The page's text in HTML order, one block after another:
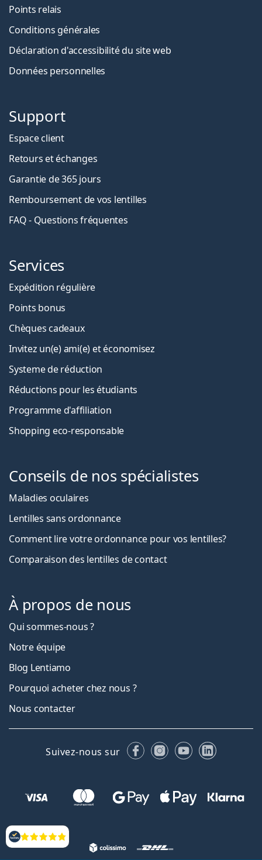
Évaluation
Points relais
Conditions générales
Déclaration d'accessibilité du site web
Données personnelles
Support
Espace client
Retours et échanges
Garantie de 365 jours
Remboursement de vos lentilles
FAQ - Questions fréquentes
Services
Expédition régulière
Points bonus
Chèques cadeaux
Invitez un(e) ami(e) et économisez
Systeme de réduction
Réductions pour les étudiants
Programme d'affiliation
Shopping eco-responsable
Conseils de nos spécialistes
Maladies oculaires
Lentilles sans ordonnance
Comment lire votre ordonnance pour vos lentilles?
Comparaison des lentilles de contact
À propos de nous
Qui sommes-nous ?
Notre équipe
Blog Lentiamo
Pourquoi acheter chez nous ?
Nous contacter
Suivez-nous sur FacebookInstagram
YouTubeLinkedIn